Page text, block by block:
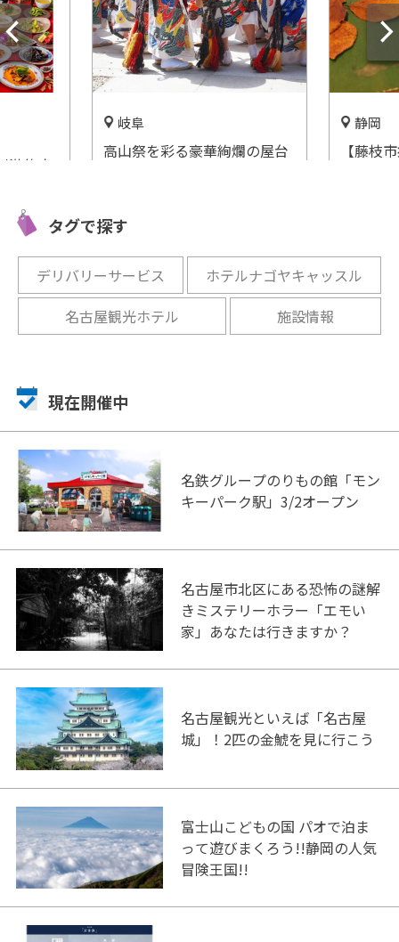
激的麻
屋で
岐阜
高山祭を彩る豪華絢爛の屋台
開催中
静岡
【藤枝
タグで探す
デリバリーサービス
ホテルナゴヤキャッスル
名古屋観光ホテル
施設情報
現在開催中
名鉄グループのりもの館「モン
キーパーク駅」3/2オープン
名古屋市北区にある恐怖の謎解
きミステリーホラー「エモい
家」あなたは行きますか？
名古屋観光といえば「名古屋
城」！2匹の金鯱を見に行こう
富士山こどもの国 パオで泊ま
って遊びまくろう!!静岡の人気
冒険王国!!